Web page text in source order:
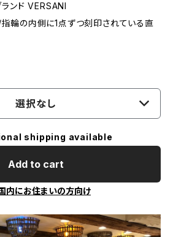
ンド VERSANI
輪の内側に1点ずつ刻印されている直
選択なし
shipping available
Add to cart
内にお住まいの方向け